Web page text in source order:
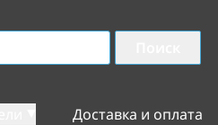
Доставка и оплата